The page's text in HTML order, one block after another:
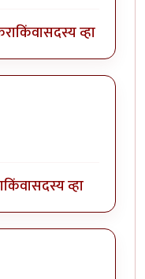
किंवासदस्य व्हा
किंवासदस्य व्हा